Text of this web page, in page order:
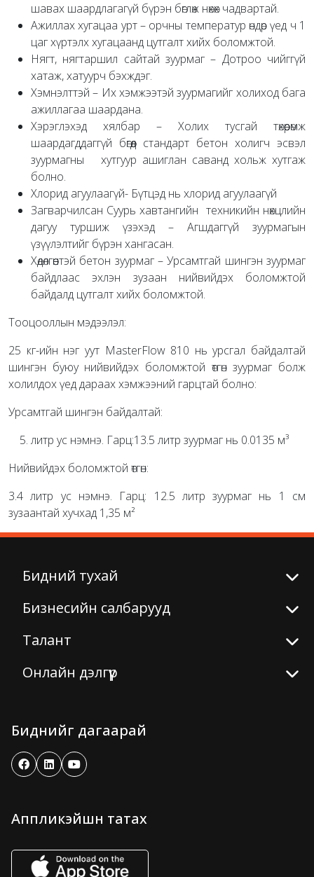
шавах шаардлагагүй бүрэн бөглөж нөхөх чадвартай.
Ажиллах хугацаа урт – орчны температур өндөр үед ч 1
цаг хүртэлх хугацаанд цутгалт хийх боломжтой.
Нягт, нягтаршил сайтай зуурмаг – Дотроо чийггүй
хатаж, хатуурч бэхждэг.
Хэмнэлттэй – Их хэмжээтэй зуурмагийг холиход бага
ажиллагаа шаардана.
Хэрэглэхэд хялбар – Холих тусгай төхөөрөмж
шаардагддаггүй бөгөөд стандарт бетон холигч эсвэл
зуурмагны хутгуур ашиглан саванд хольж хутгаж
болно.
Хлорид агуулаагүй- Бүтцэд нь хлорид агуулаагүй
Загварчилсан Суурь хавтангийн техникийн нөхцлийн
дагуу туршиж үзэхэд – Агшдаггүй зуурмагын
үзүүлэлтийг бүрэн хангасан.
Хөдөлгөөнтэй бетон зуурмаг – Урсамтгай шингэн зуурмаг
байдлаас эхлэн зузаан нийвийдэх боломжтой
байдалд цутгалт хийх боломжтой.
Тооцооллын мэдээлэл:
25 кг-ийн нэг уут MasterFlow 810 нь урсгал байдалтай
шингэн буюу нийвийдэх боломжтой өтгөн зуурмаг болж
холилдох үед дараах хэмжээний гарцтай болно:
Урсамтгай шингэн байдалтай:
литр ус нэмнэ. Гарц:13.5 литр зуурмаг нь 0.0135 м³
Нийвийдэх боломжтой өтгөн:
3.4 литр ус нэмнэ. Гарц: 12.5 литр зуурмаг нь 1 см
зузаантай хучхад 1,35 м²
Бидний тухай
Бизнесийн салбарууд
Талант
Онлайн дэлгүүр
Биднийг дагаарай
Аппликэйшн татах